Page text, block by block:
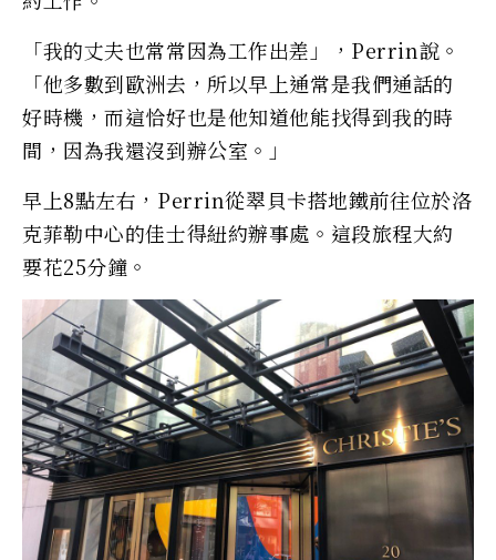
「我的丈夫也常常因為工作出差」，Perrin說。
「他多數到歐洲去，所以早上通常是我們通話的
好時機，而這恰好也是他知道他能找得到我的時
間，因為我還沒到辦公室。」
早上8點左右，Perrin從翠貝卡搭地鐵前往位於洛
克菲勒中心的佳士得紐約辦事處。這段旅程大約
要花25分鐘。